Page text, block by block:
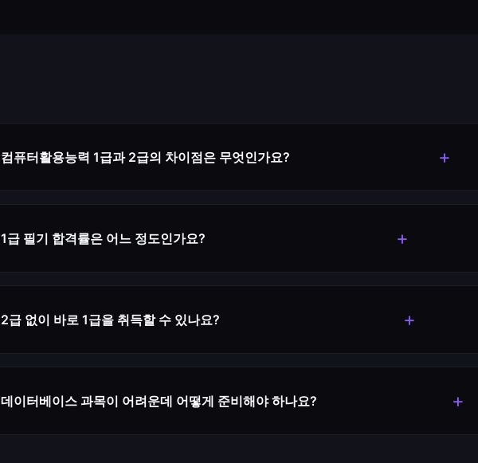
컴퓨터활용능력 1급과 2급의 차이점은 무엇인가요? +
1급 필기 합격률은 어느 정도인가요?
+
2급 없이 바로 1급을 취득할 수 있나요?
+
데이터베이스 과목이 어려운데 어떻게 준비해야 하나요?
+